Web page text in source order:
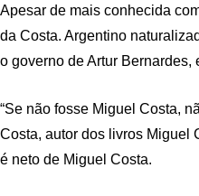
Apesar de mais conhecida
da Costa. Argentino
o governo de Artur
“Se não fosse Miguel Costa,
Costa, autor dos livros Miguel
é neto de Miguel Costa.